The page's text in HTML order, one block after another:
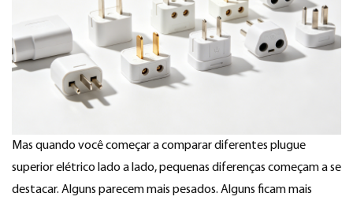
Mas quando você começar a comparar diferentes plugue
superior elétrico lado a lado, pequenas diferenças começam a se
destacar. Alguns parecem mais pesados. Alguns ficam mais